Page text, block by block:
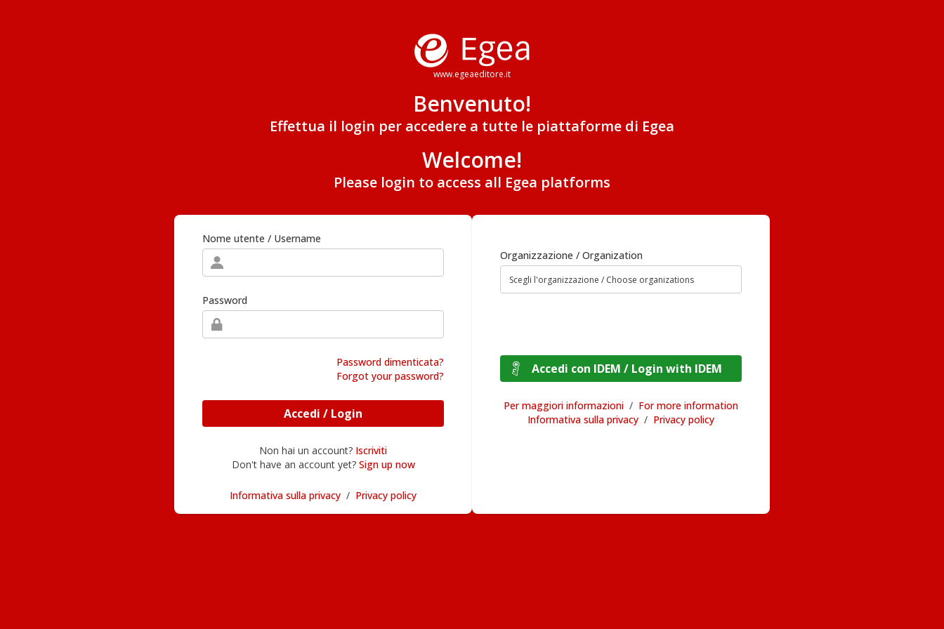
www.egeaeditore.it
Benvenuto!
Effettua il login per accedere a tutte le piattaforme di Egea
Welcome!
Please login to access all Egea platforms
Nome utente / Username
Password
Password dimenticata?
Forgot your password?
Accedi / Login
Non hai un account? Iscriviti
Don't have an account yet? Sign up now
Informativa sulla privacy / Privacy policy
Organizzazione / Organization
Accedi con IDEM / Login with IDEM
Per maggiori informazioni / For more information
Informativa sulla privacy / Privacy policy